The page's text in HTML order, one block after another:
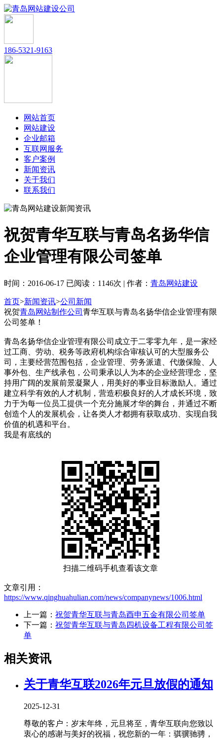
186-5321-9163
网站首页
网站建设
企业邮箱
互联网服务
客户案例
新闻资讯
关于我们
联系我们
祝贺青华互联与青岛名扬华信
企业管理有限公司签单
时间：2016-06-17 已阅读：1146次 | 作者： 青岛网站建设
首页>新闻资讯>公司新闻
祝贺青岛网站制作公司 青华互联与青岛名扬华信企业管理有限
公司签单！
青岛名扬华信企业管理有限公司成立于二零零九年，是一家经
过工商、劳动、税务等政府机构综合审核认可的大型服务公
司，主要经营范围包括，企业管理、劳务派遣、代缴保险、人
事外包、生产线承包，公司秉承以人为本的企业经营理念，坚
持用广阔的发展前景凝聚人，用美好的事业目标激励人。通过
建立科学有效的人才机制，营造积极良好的人才成长环境，致
力于为每一位员工提供一个充分施展才华的舞台，并通过不断
创造个人的发展机会，让各类人才都拥有获取成功、实现自我
价值的机遇和平台。
我是有底线的
扫描二维码手机查看该文章
文章引用：
https://www.qinghuahulian.com/news/companynews/1006.html
上一篇： 祝贺青华互联与青岛酉申五金有限公司签单
下一篇： 祝贺青华互联与青岛四机设备工程有限公司签
单
相关资讯
关于青华互联2026年元旦放假的通知
2025-12-31
尊敬的客户：岁末年终，元旦将至，青华互联向您致以
衷心的感谢与美好的祝福，祝您新的一年：骐骥驰骋，